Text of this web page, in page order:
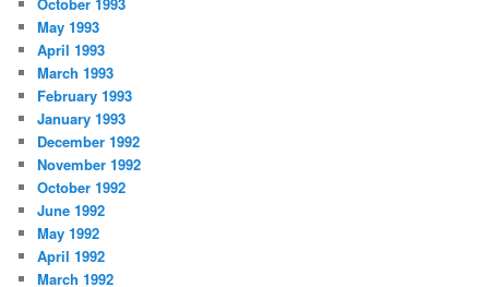
May 1993
April 1993
March 1993
February 1993
January 1993
December 1992
November 1992
October 1992
June 1992
May 1992
April 1992
March 1992